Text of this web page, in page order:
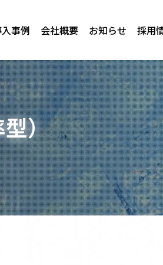
事例 会社概要 お知らせ 採用
型）